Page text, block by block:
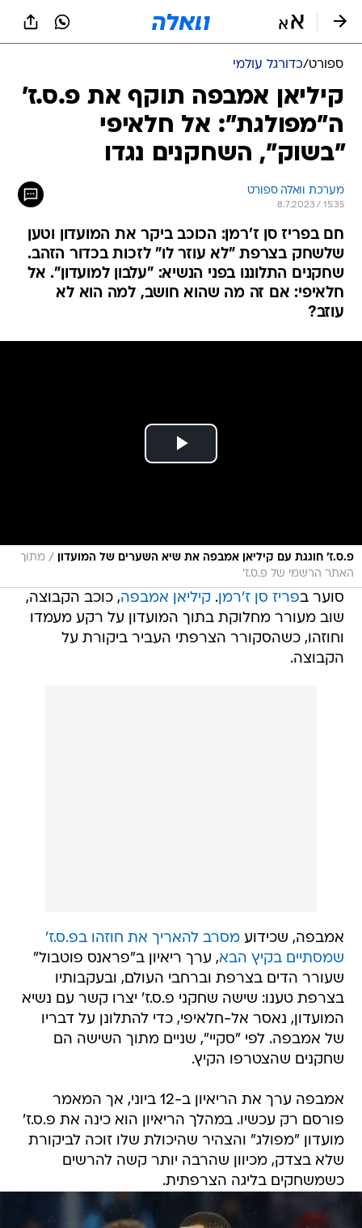
ספורט/כדורגל עולמי
קיליאן אמבפה תוקף את פ.ס.ז'
ה"מפולגת": אל חלאיפי
"בשוק", השחקנים נגדו
מערכת וואלה ספורט
8.7.2023 / 15:35
חם בפריז סן ז'רמן: הכוכב ביקר את המועדון וטען
שלשחק בצרפת "לא עוזר לו" לזכות בכדור הזהב.
שחקנים התלוננו בפני הנשיא: "עלבון למועדון". אל
חלאיפי: אם זה מה שהוא חושב, למה הוא לא
עוזב?
פ.ס.ז' חוגגת עם קיליאן אמבפה את שיא השערים של המועדון / מתוך
האתר הרשמי של פ.ס.ז'
סוער בפריז סן ז'רמן. קיליאן אמבפה, כוכב הקבוצה,
שוב מעורר מחלוקת בתוך המועדון על רקע מעמדו
וחוזהו, כשהסקורר הצרפתי העביר ביקורת על
הקבוצה.
אמבפה, שכידועמסרב להאריך את חוזהו בפ.ס.ז'
שמסתיים בקיץ הבא, ערך ריאיון ב"פראנס פוטבול"
שעורר הדים בצרפת וברחבי העולם, ובעקבותיו
בצרפת טענו: שישה שחקני פ.ס.ז' יצרו קשר עם נשיא
המועדון, נאסר אל-חלאיפי, כדי להתלונן על דבריו
של אמבפה. לפי "סקיי", שניים מתוך השישה הם
שחקנים שהצטרפו הקיץ.
אמבפה ערך את הריאיון ב-12 ביוני, אך המאמר
פורסם רק עכשיו. במהלך הריאיון הוא כינה את פ.ס.ז'
מועדון "מפולג" והצהיר שהיכולת שלו זוכה לביקורת
שלא בצדק, מכיוון שהרבה יותר קשה להרשים
כשמשחקים בליגה הצרפתית.